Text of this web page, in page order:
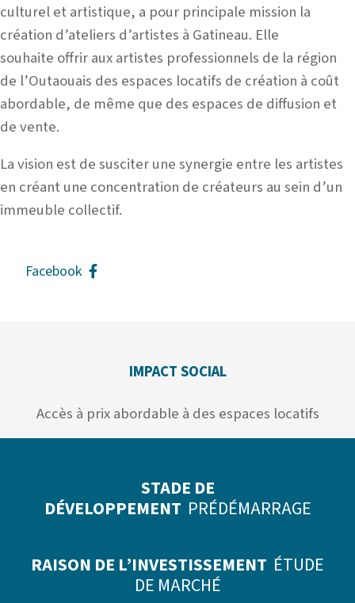
culturel et artistique, a pour principale mission la
création d’ateliers d’artistes à Gatineau. Elle
souhaite offrir aux artistes professionnels de la région
de l’Outaouais des espaces locatifs de création à coût
abordable, de même que des espaces de diffusion et
de vente.
La vision est de susciter une synergie entre les artistes
en créant une concentration de créateurs au sein d’un
immeuble collectif.
Facebook
IMPACT SOCIAL
Accès à prix abordable à des espaces locatifs
STADE DE
DÉVELOPPEMENT PRÉDÉMARRAGE
RAISON DE L’INVESTISSEMENT ÉTUDE
DE MARCHÉ